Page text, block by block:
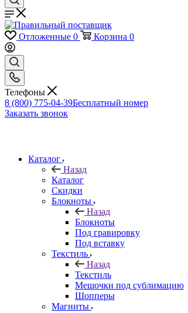
Отложенные 0 Корзина 0
Телефоны
8 (800) 775-04-39Бесплатный номер
Заказать звонок
Каталог
Назад
Каталог
Скидки
Блокноты
Назад
Блокноты
Под гравировку
Под вставку
Текстиль
Назад
Текстиль
Мешочки под сублимацию
Шопперы
Магниты